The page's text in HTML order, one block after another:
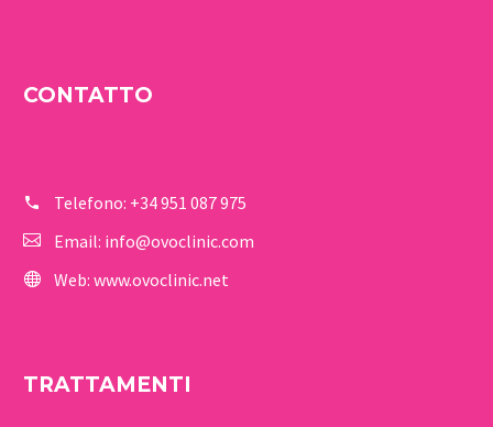
CONTATTO
Telefono: +34 951 087 975
Email: info@ovoclinic.com
Web: www.ovoclinic.net
TRATTAMENTI